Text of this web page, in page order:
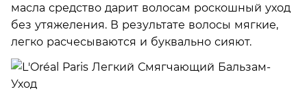
масла средство дарит волосам роскошный уход
без утяжеления. В результате волосы мягкие,
легко расчесываются и буквально сияют.